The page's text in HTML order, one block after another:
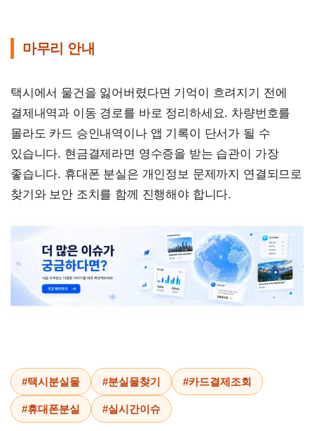
마무리 안내
택시에서 물건을 잃어버렸다면 기억이 흐려지기 전에
결제내역과 이동 경로를 바로 정리하세요. 차량번호를
몰라도 카드 승인내역이나 앱 기록이 단서가 될 수
있습니다. 현금결제라면 영수증을 받는 습관이 가장
좋습니다. 휴대폰 분실은 개인정보 문제까지 연결되므로
찾기와 보안 조치를 함께 진행해야 합니다.
#택시분실물 #분실물찾기 #카드결제조회
#휴대폰분실 #실시간이슈